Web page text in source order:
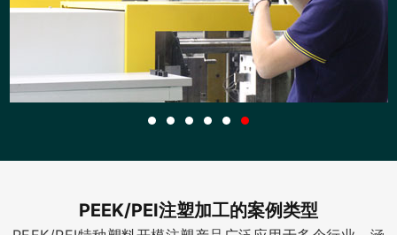
PEEK/PEI注塑加工的案例类型